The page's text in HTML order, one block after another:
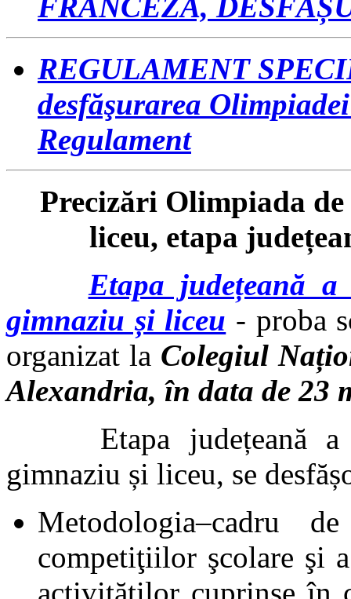
REGULAMENT
desfăşurarea
Regulament
Precizări Olimpiada
liceu, etapa
Etapa județeană
gimnaziu și liceu - proba
organizat la Colegiul
Alexandria, în data de 23
Etapa județeană a
gimnaziu și liceu, se
Metodologia–cadru
competiţiilor şcolare şi
activităţilor cuprinse în